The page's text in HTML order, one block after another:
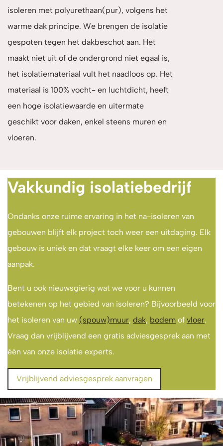
isoleren met polyurethaan(pur), volgens het
warme dak principe. We brengen de isolatie
gespoten tegen het dakbeschot aan. Het
maakt niet uit of de ondergrond niet egaal is,
het isolatiemateriaal vult het naadloos op. Het
materiaal is 100% vocht- en luchtdicht, heeft
een hoge isolatiewaarde en uitermate
geschikt voor daken, enkel steens muren en
vloeren.
Vakkundig isolatiebedrijf
Ondanks onze ruime ervaring in het na-isoleren van
gebouwen blijft elk project toch weer een uitdaging. Elk
gebouw is uniek en dat vraagt elke keer om een eigen
aanpak.
Bent u ook nieuwsgierig wat we voor u kunnen
betekenen op het gebied van isoleren? Bijvoorbeeld voor
het isoleren van uw (spouw)muur, dak, bodem of vloer.
Vraag dan vrijblijvend een gratis adviesgesprek aan met
één van onze isolatie experts.
Vrijblijvend adviesgesprek aanvragen